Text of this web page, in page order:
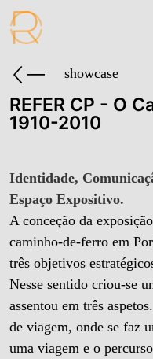
showcase
REFER CP - O
1910-2010
Identidade,
Espaço Expositivo.
A conceção da
caminho-de-ferro em
três objetivos
Nesse sentido criou-se
assentou em três
de viagem, onde se faz
uma viagem e o